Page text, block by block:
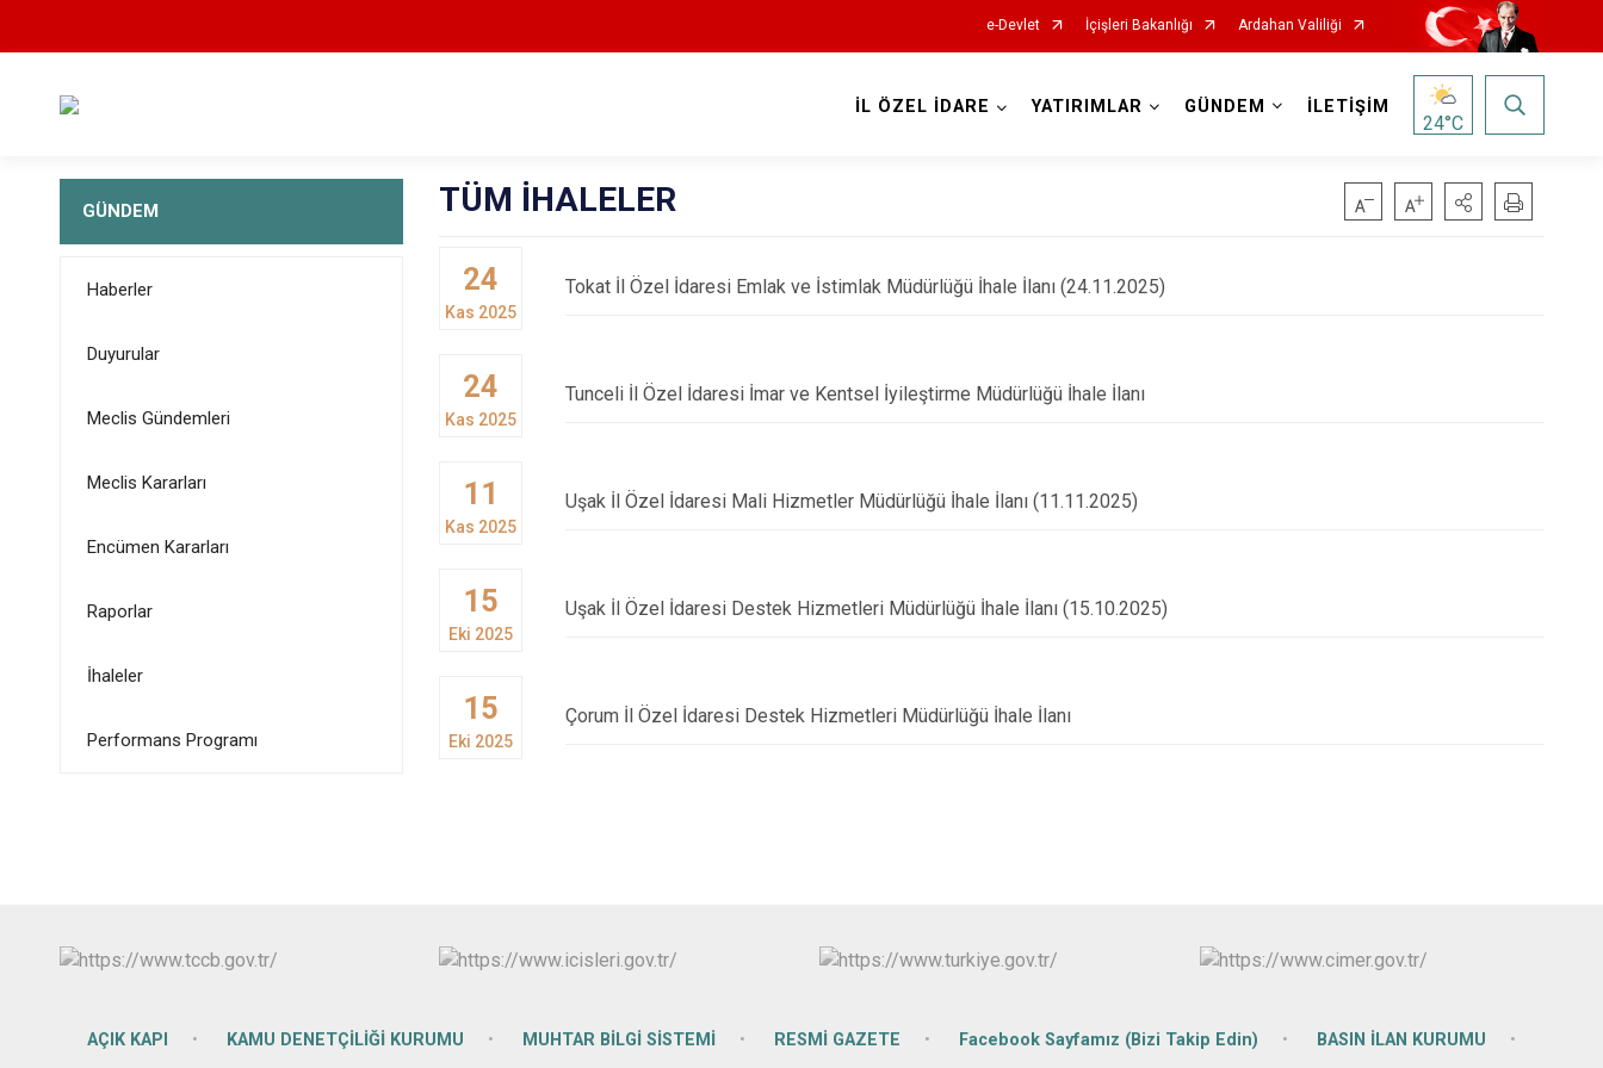
e-Devlet İçişleri Bakanlığı Ardahan Valiliği
İL ÖZEL İDARE YATIRIMLAR GÜNDEM İLETİŞİM
24°C
GÜNDEM
Haberler
Duyurular
Meclis Gündemleri
Meclis Kararları
Encümen Kararları
Raporlar
İhaleler
Performans Programı
TÜM İHALELER
24
Kas 2025
Tokat İl Özel İdaresi Emlak ve İstimlak Müdürlüğü İhale İlanı (24.11.2025)
24
Kas 2025
Tunceli İl Özel İdaresi İmar ve Kentsel İyileştirme Müdürlüğü İhale İlanı
11
Kas 2025
Uşak İl Özel İdaresi Mali Hizmetler Müdürlüğü İhale İlanı (11.11.2025)
15
Eki 2025
Uşak İl Özel İdaresi Destek Hizmetleri Müdürlüğü İhale İlanı (15.10.2025)
15
Eki 2025
Çorum İl Özel İdaresi Destek Hizmetleri Müdürlüğü İhale İlanı
AÇIK KAPI KAMU DENETÇİLİĞİ KURUMU MUHTAR BİLGİ SİSTEMİ RESMİ GAZETE Facebook Sayfamız (Bizi Takip Edin) BASIN İLAN KURUMU